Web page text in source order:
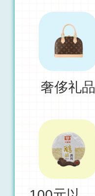
奢侈礼品